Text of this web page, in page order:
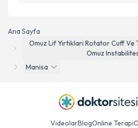
Ana Sayfa
Omuz Lif Yirtiklari Rotator Cuff Ve
Omuz
Manisa
VideolarBlogOnline Terapi